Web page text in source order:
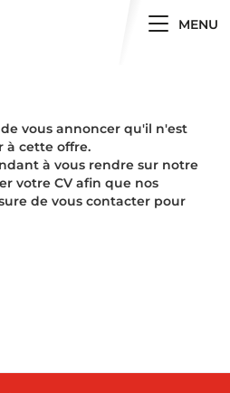
Toggle
MENU
vous annoncer qu'il n'est
à cette offre.
à vous rendre sur notre
votre CV afin que nos
de vous contacter pour